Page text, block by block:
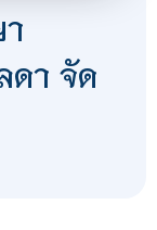
ดา จัด